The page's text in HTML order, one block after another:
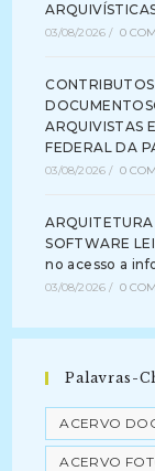
03/08/2026 / 0
ARQUIVISTAS
FEDERAL DA
03/08/2026 / 0
SOFTWARE
no acesso a
03/08/2026 / 0
Palavras-
ACERVO
ACERVO